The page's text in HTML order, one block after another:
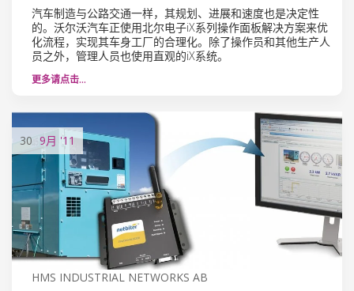
汽车制造与公路交通一样，其规划、进展和速度也是决定性
的。沃尔沃汽车正使用北尔电子iX系列操作面板解决方案来优
化流程，实现其车身工厂的合理化。除了操作员和其他生产人
员之外，管理人员也使用直观的iX系统。
更多请点击…
30 9月 '11
HMS INDUSTRIAL NETWORKS AB